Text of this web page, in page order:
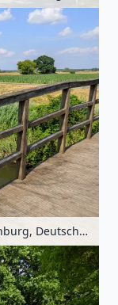
Mühlgraben bei Forst, Lausitz, Brandenburg, Deutschland